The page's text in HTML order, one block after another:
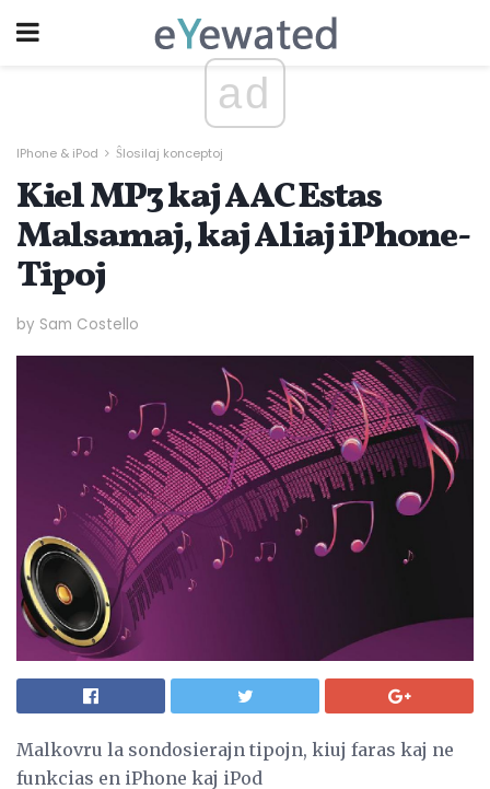
ad
IPhone & iPod Ŝlosilaj konceptoj
Kiel MP3 kaj AAC Estas
Malsamaj, kaj Aliaj iPhone-
Tipoj
by Sam Costello
Malkovru la sondosierajn tipojn, kiuj faras kaj ne
funkcias en iPhone kaj iPod